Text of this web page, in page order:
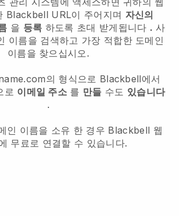
Blackbell URL이 주어지며 자신의
을 등록 하도록 초대 받게됩니다 . 사
이름을 검색하고 가장 적합한 도메인
이름을 찾으십시오.
의 형식으로 Blackbell에서
로 이메일 주소 를 만들 수도 있습니다
.
인 이름을 소유 한 경우 Blackbell 웹
무료로 연결할 수 있습니다.